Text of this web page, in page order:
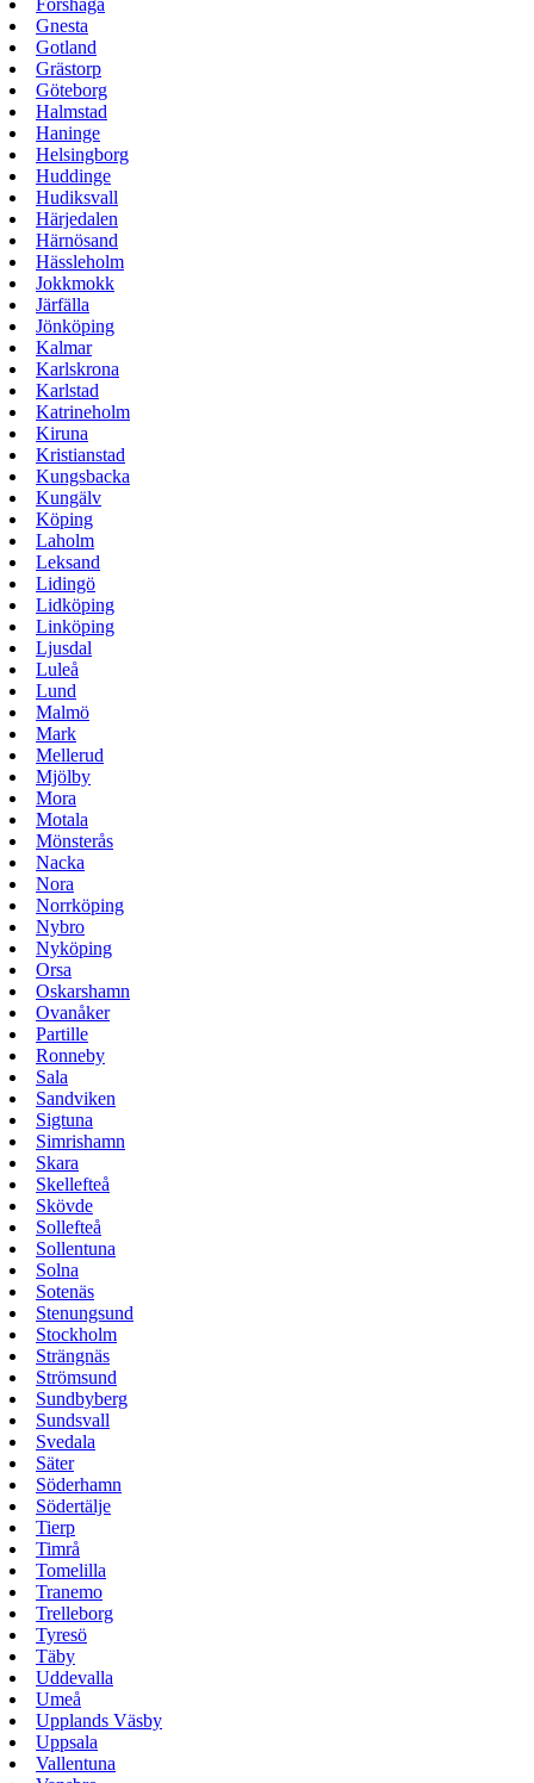
Forshaga
Gnesta
Gotland
Grästorp
Göteborg
Halmstad
Haninge
Helsingborg
Huddinge
Hudiksvall
Härjedalen
Härnösand
Hässleholm
Jokkmokk
Järfälla
Jönköping
Kalmar
Karlskrona
Karlstad
Katrineholm
Kiruna
Kristianstad
Kungsbacka
Kungälv
Köping
Laholm
Leksand
Lidingö
Lidköping
Linköping
Ljusdal
Luleå
Lund
Malmö
Mark
Mellerud
Mjölby
Mora
Motala
Mönsterås
Nacka
Nora
Norrköping
Nybro
Nyköping
Orsa
Oskarshamn
Ovanåker
Partille
Ronneby
Sala
Sandviken
Sigtuna
Simrishamn
Skara
Skellefteå
Skövde
Sollefteå
Sollentuna
Solna
Sotenäs
Stenungsund
Stockholm
Strängnäs
Strömsund
Sundbyberg
Sundsvall
Svedala
Säter
Söderhamn
Södertälje
Tierp
Timrå
Tomelilla
Tranemo
Trelleborg
Tyresö
Täby
Uddevalla
Umeå
Upplands Väsby
Uppsala
Vallentuna